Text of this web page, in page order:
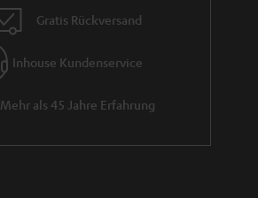
Gratis Rückversand
Inhouse Kundenservice
Mehr als 45 Jahre Erfahrung